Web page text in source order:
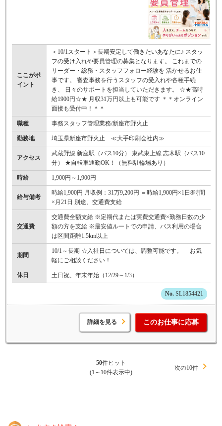
ここがポ
イント
＜10/1スタート＞長期安定して働きたいあなたに♪ スタッ
フの受け入れや要員管理の募集となります。 これまでの
リーダー・総務・スタッフフォロー経験を 活かせるお仕
事です。 審査事務を行うスタッフの受入れや各種手続
き、 日々のサポートを担当していただきます。 ☆★高時
給1900円☆★ 月収31万円以上も可能です ＊＊オンライン
面接も受付中！＊＊
職種 事務スタッフ管理業務/新座市野火止
勤務地 埼玉県新座市野火止 ≪大手印刷会社内≫
アクセス
武蔵野線 新座駅（バス10分） 東武東上線 志木駅（バス10
分） ★自転車通勤OK！（無料駐輪場あり）
時給 1,900円～1,900円
給与備考
時給1,900円 月収例：31万9,200円 ＝時給1,900円×1日8時間
×月21日 別途、交通費支給
交通費
交通費全額支給 ※定期代または実費交通費×勤務日数の少
額の方を支給 ※最安値ルートでの申請、バス利用の場合
は区間距離1.5km以上
期間
10/1～長期 ☆入社日については、調整可能です。 お気
軽にご相談ください！
休日 土日祝、年末年始（12/29～1/3）
SL1854421
詳細を見る このお仕事に応募
50件ヒット
(1～10件表示中)
次の10件